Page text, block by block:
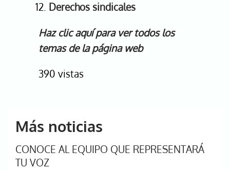
Derechos sindicales
Haz clic aquí para ver todos los
temas de la página web
390 vistas
Más noticias
CONOCE AL EQUIPO QUE REPRESENTARÁ
TU VOZ